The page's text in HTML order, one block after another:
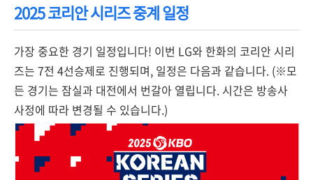
2025 코리안 시리즈 중계 일정
가장 중요한 경기 일정입니다! 이번 LG와 한화의 코리안 시리
즈는 7전 4선승제로 진행되며, 일정은 다음과 같습니다. (※모
든 경기는 잠실과 대전에서 번갈아 열립니다. 시간은 방송사
사정에 따라 변경될 수 있습니다.)